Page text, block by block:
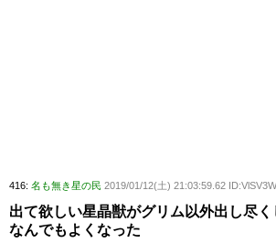
416: 名も無き星の民 2019/01/12(土) 21:03:59.62
出て欲しい星晶獣がグリム以外出し尽
なんでもよくなった